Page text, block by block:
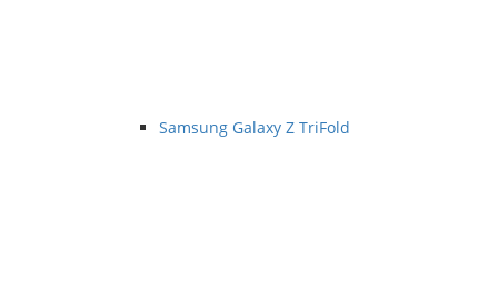
Samsung Galaxy Z TriFold